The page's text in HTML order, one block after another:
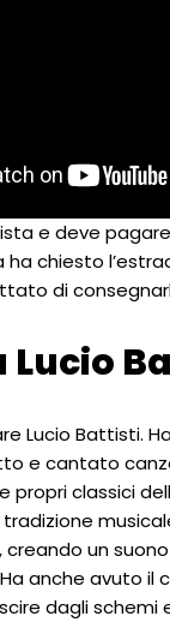
e deve pagare
ha chiesto
di
Lucio
Lucio Battisti.
e cantato
propri classici
un
anche avuto il
dagli schemi